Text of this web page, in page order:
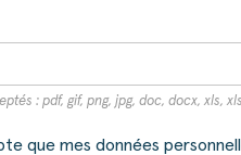
: pdf, gif, png, jpg, doc, docx, xls,
que mes données